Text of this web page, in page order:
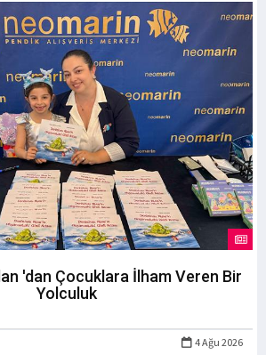
'dan Çocuklara İlham Veren Bir
Yolculuk
4 Ağu 2026